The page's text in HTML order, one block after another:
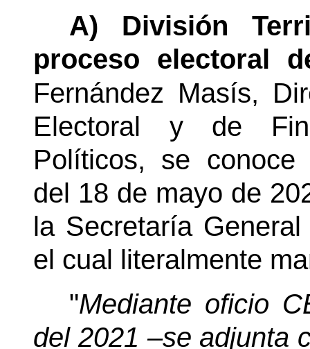
A) División
proceso electoral
Fernández Masís,
Electoral y de
Políticos, se conoce
del 18 de mayo de
la Secretaría
el cual literalmente
"Mediante oficio
del 2021 –se adjunta